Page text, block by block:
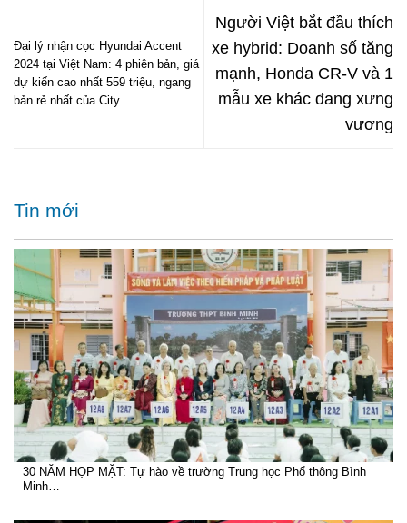
Đại lý nhận cọc Hyundai Accent
2024 tại Việt Nam: 4 phiên bản, giá
dự kiến cao nhất 559 triệu, ngang
bản rẻ nhất của City
Người Việt bắt đầu thích
xe hybrid: Doanh số tăng
mạnh, Honda CR-V và 1
mẫu xe khác đang xưng
vương
Tin mới
30 NĂM HỌP MẶT: Tự hào về trường Trung học Phổ thông Bình
Minh…